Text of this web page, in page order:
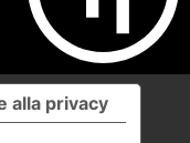
alla privacy